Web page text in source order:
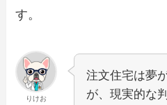
す。
りけお
注文住宅は夢
が、現実的な